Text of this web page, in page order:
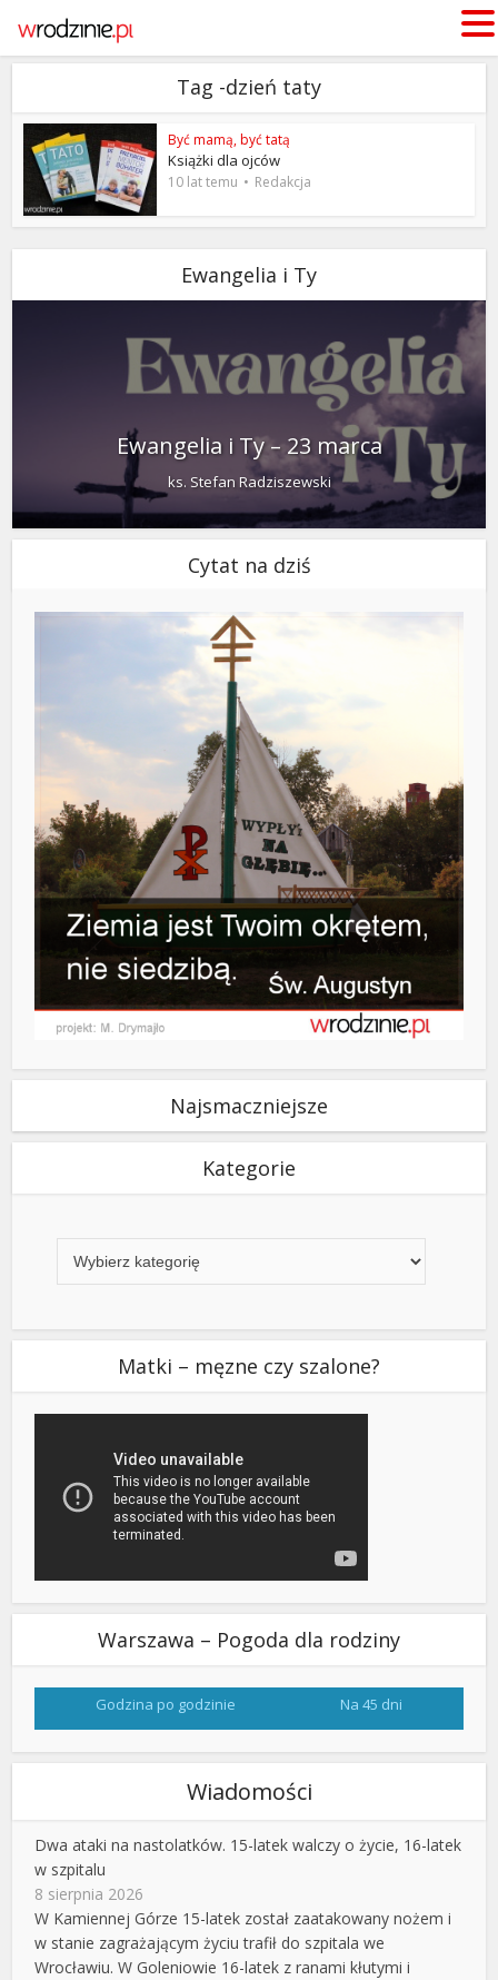
Tag -dzień taty
Być mamą, być tatą
Książki dla ojców
10 lat temu Redakcja
Ewangelia i Ty
Ewangelia i Ty – 23 marca
ks. Stefan Radziszewski
Cytat na dziś
Najsmaczniejsze
Kategorie
Matki – męzne czy szalone?
Warszawa – Pogoda dla rodziny
Godzina po godzinie Na 45 dni
Wiadomości
Dwa ataki na nastolatków. 15-latek walczy o życie, 16-latek
w szpitalu
8 sierpnia 2026
W Kamiennej Górze 15-latek został zaatakowany nożem i
w stanie zagrażającym życiu trafił do szpitala we
Wrocławiu. W Goleniowie 16-latek z ranami kłutymi i